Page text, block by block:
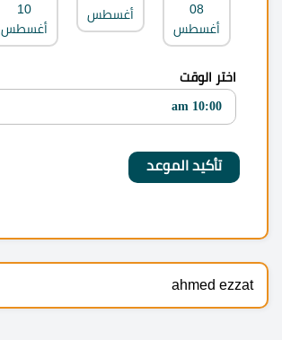
08
أغسطس
أغسطس
10
أغسطس
اختر الوقت
ahmed ezzat